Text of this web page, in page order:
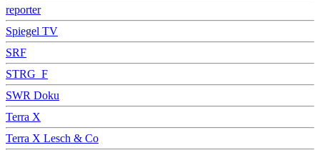
reporter
Spiegel TV
SRF
STRG_F
SWR Doku
Terra X
Terra X Lesch & Co